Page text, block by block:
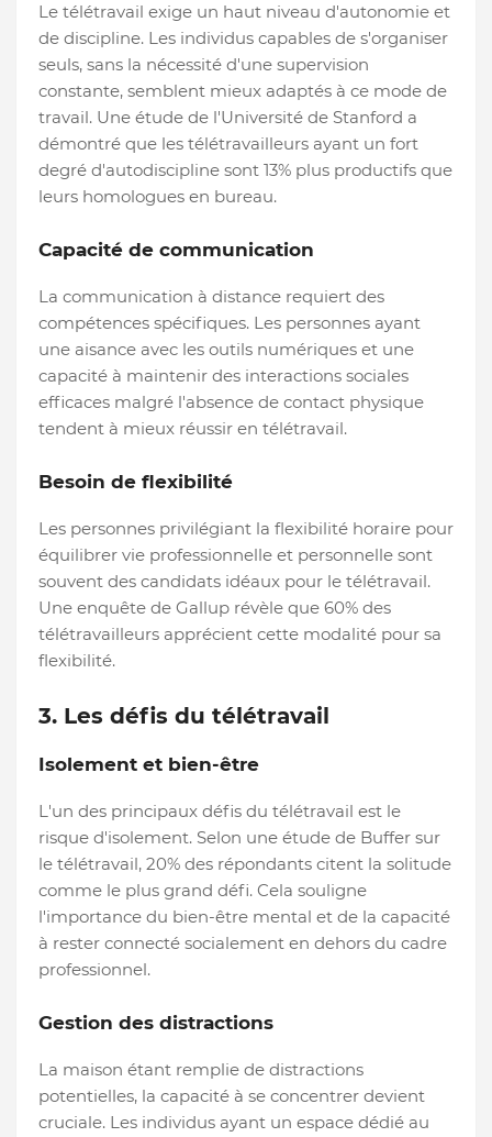
Le télétravail exige un haut niveau d'autonomie et
de discipline. Les individus capables de s'organiser
seuls, sans la nécessité d'une supervision
constante, semblent mieux adaptés à ce mode de
travail. Une étude de l'Université de Stanford a
démontré que les télétravailleurs ayant un fort
degré d'autodiscipline sont 13% plus productifs que
leurs homologues en bureau.
Capacité de communication
La communication à distance requiert des
compétences spécifiques. Les personnes ayant
une aisance avec les outils numériques et une
capacité à maintenir des interactions sociales
efficaces malgré l'absence de contact physique
tendent à mieux réussir en télétravail.
Besoin de flexibilité
Les personnes privilégiant la flexibilité horaire pour
équilibrer vie professionnelle et personnelle sont
souvent des candidats idéaux pour le télétravail.
Une enquête de Gallup révèle que 60% des
télétravailleurs apprécient cette modalité pour sa
flexibilité.
3. Les défis du télétravail
Isolement et bien-être
L'un des principaux défis du télétravail est le
risque d'isolement. Selon une étude de Buffer sur
le télétravail, 20% des répondants citent la solitude
comme le plus grand défi. Cela souligne
l'importance du bien-être mental et de la capacité
à rester connecté socialement en dehors du cadre
professionnel.
Gestion des distractions
La maison étant remplie de distractions
potentielles, la capacité à se concentrer devient
cruciale. Les individus ayant un espace dédié au